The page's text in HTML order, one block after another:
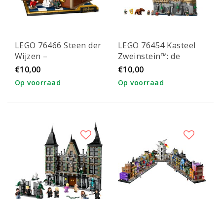
LEGO 76466 Steen der
Wijzen –
Verzameleditie
€10,00
Op voorraad
LEGO 76454 Kasteel
Zweinstein™: de
Hoofdtoren
€10,00
Op voorraad